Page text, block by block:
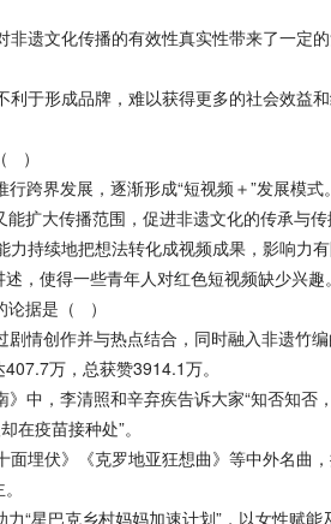
遗文化传播的有效性真实性带来了一定
于形成品牌，难以获得更多的社会效益
）
界发展，逐渐形成“短视频＋”发展模式。
大传播范围，促进非遗文化的传承与传
续地把想法转化成视频成果，影响力有
使得一些青年人对红色短视频缺少兴趣。
据是（ ）
情创作并与热点结合，同时融入非遗竹
万，总获赞3914.1万。
中，李清照和辛弃疾告诉大家“知否知否
在疫苗接种处”。
埋伏》《克罗地亚狂想曲》等中外名曲
星巴克乡村妈妈加速计划”，以女性赋能